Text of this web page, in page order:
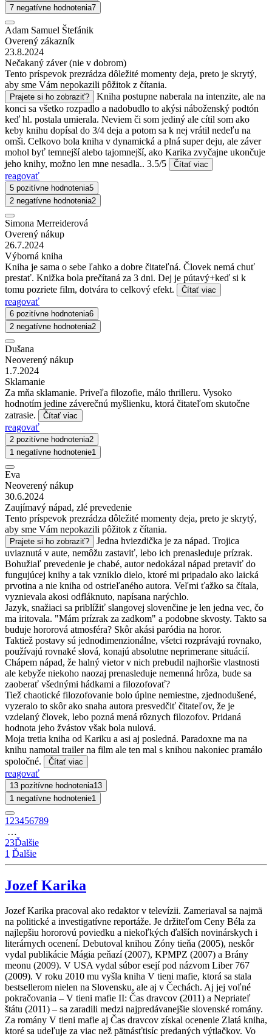
7 negatívne hodnotenia7
Adam Samuel Štefánik
Overený zákazník
23.8.2024
Nečakaný záver (nie v dobrom)
Tento príspevok prezrádza dôležité momenty deja, preto je skrytý,
aby sme Vám nepokazili pôžitok z čítania.
Prajete si ho zobraziť?
Kniha postupne naberala na intenzite, ale na
konci sa všetko rozpadlo a nadobudlo to akýsi náboženský podtón
keď hl. postala umierala. Neviem či som jediný ale cítil som ako
keby knihu dopísal do 3/4 deja a potom sa k nej vrátil nedeľu na
omši. Celkovo bola kniha v dynamická a plná super deju, ale záver
mohol byť temnejší alebo tajomnejší, ako Karika zvyčajne ukončuje
jeho knihy, možno len mne nesadla.. 3.5/5
Čítať viac
reagovať
5 pozitívne hodnotenia5
2 negatívne hodnotenia2
Simona Merreiderová
Overený nákup
26.7.2024
Výborná kniha
Kniha je sama o sebe ľahko a dobre čitateľná. Človek nemá chuť
prestať. Knižka bola prečítaná za 3 dni. Dej je pútavý+keď si k
tomu pozriete film, dotvára to celkový efekt.
Čítať viac
reagovať
6 pozitívne hodnotenia6
2 negatívne hodnotenia2
Dušana
Neoverený nákup
1.7.2024
Sklamanie
Za mňa sklamanie. Priveľa filozofie, málo thrilleru. Vysoko
hodnotím jedine záverečnú myšlienku, ktorá čitateľom skutočne
zatrasie.
Čítať viac
reagovať
2 pozitívne hodnotenia2
1 negatívne hodnotenie1
Eva
Neoverený nákup
30.6.2024
Zaujímavý nápad, zlé prevedenie
Tento príspevok prezrádza dôležité momenty deja, preto je skrytý,
aby sme Vám nepokazili pôžitok z čítania.
Prajete si ho zobraziť?
Jedna hviezdička je za nápad. Trojica
uviaznutá v aute, nemôžu zastaviť, lebo ich prenasleduje prízrak.
Bohužiaľ prevedenie je chabé, autor nedokázal nápad pretaviť do
fungujúcej knihy a tak vzniklo dielo, ktoré mi pripadalo ako laická
prvotina a nie kniha od ostrieľaného autora. Veľmi ťažko sa čítala,
vyznievala akosi odfláknuto, napísana narýchlo.
Jazyk, snažiaci sa priblížiť slangovej slovenčine je len jedna vec, čo
ma iritovala. "Mám prízrak za zadkom" a podobne skvosty. Takto sa
buduje hororová atmosféra? Skôr akási paródia na horor.
Taktiež postavy sú jednodimenzionálne, všetci rozprávajú rovnako,
používajú rovnaké slová, konajú absolutne neprimerane situácií.
Chápem nápad, že halný vietor v nich prebudil najhoršie vlastnosti
ale kebyže niekoho naozaj prenasleduje nemenná hrôza, bude sa
zaoberať všednými hádkami a filozofovať?
Tiež chaotické filozofovanie bolo úplne nemiestne, zjednodušené,
vyzeralo to skôr ako snaha autora presvedčiť čitateľov, že je
vzdelaný človek, lebo pozná mená rôznych filozofov. Pridaná
hodnota jeho žvástov však bola nulová.
Moja tretia kniha od Kariku a asi aj posledná. Paradoxne ma na
knihu namotal trailer na film ale ten mal s knihou nakoniec pramálo
spoločné.
Čítať viac
reagovať
13 pozitívne hodnotenia13
1 negatívne hodnotenie1
1 23456789
…
23Ďalšie
1 Ďalšie
Jozef Karika
Jozef Karika pracoval ako redaktor v televízii. Zameriaval sa najmä
na politické a investigatívne reportáže. Je držiteľom Ceny Béla za
najlepšiu hororovú poviedku a niekoľkých ďalších novinárskych i
literárnych ocenení. Debutoval knihou Zóny tieňa (2005), neskôr
vydal publikácie Mágia peňazí (2007), KPMPZ (2007) a Brány
meonu (2009). V USA vydal súbor esejí pod názvom Liber 767
(2009). V roku 2010 mu vyšla kniha V tieni mafie, ktorá sa stala
bestsellerom nielen na Slovensku, ale aj v Čechách. Aj jej voľné
pokračovania – V tieni mafie II: Čas dravcov (2011) a Nepriateľ
štátu (2011) – sa zaradili medzi najpredávanejšie slovenské romány.
Za romány V tieni mafie aj Čas dravcov získal ocenenie Zlatá kniha,
ktoré sa udeľuje za viac než pätnásťtisíc predaných výtlačkov. Vo